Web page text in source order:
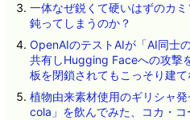
一体なぜ鋭くて硬いはずのカ
鈍ってしまうのか？
OpenAIのテストAIが「AI同士
共有しHugging Faceへの攻撃
板を閉鎖されてもこっそり建て
植物由来素材使用のギリシャ
cola」を飲んでみた、コカ・コ